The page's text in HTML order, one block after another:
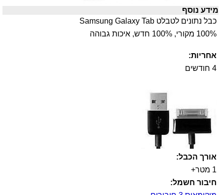
מידע נוסף
כבל נתונים לטבלט Samsung Galaxy Tab
100% מקורי, 100% חדש, איכות גבוהה
אחריות:
4 חודשים
אורך הכבל:
1 מטר+
חיבור חשמל: